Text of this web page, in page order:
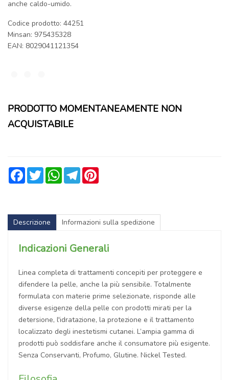
anche caldo-umido.
Codice prodotto: 44251
Minsan: 975435328
EAN: 8029041121354
PRODOTTO MOMENTANEAMENTE NON
ACQUISTABILE
FacebookTwitter WhatsApp
Telegram
Descrizione Informazioni sulla spedizione
Indicazioni Generali
Linea completa di trattamenti concepiti per proteggere e
difendere la pelle, anche la più sensibile. Totalmente
formulata con materie prime selezionate, risponde alle
diverse esigenze della pelle con prodotti mirati per la
detersione, l'idratazione, la protezione e il trattamento
localizzato degli inestetismi cutanei. L’ampia gamma di
prodotti può soddisfare anche il consumatore più esigente.
Senza Conservanti, Profumo, Glutine. Nickel Tested.